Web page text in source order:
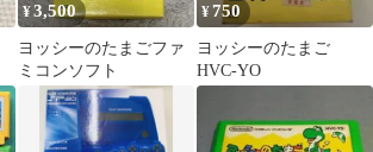
¥3,500
ヨッシーのたまごファ
ミコンソフト
¥750
ヨッシーのたまご
HVC-YO